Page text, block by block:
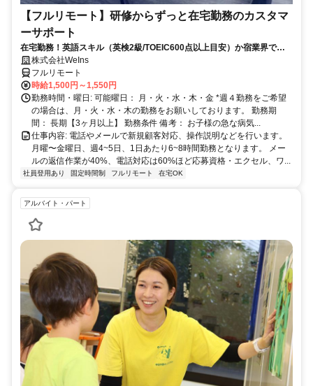
【フルリモート】研修からずっと在宅勤務のカスタマ
ーサポート
在宅勤務！英語スキル（英検2級/TOEIC600点以上目安）か宿業界での
就労経験のいずれか必須★週4〜OK◎
株式会社WeIns
フルリモート
時給1,500円～1,550円
勤務時間・曜日: 可能曜日： 月・火・水・木・金 *週４勤務をご希望
の場合は、月・火・水・木の勤務をお願いしております。 勤務期
間： 長期【3ヶ月以上】 勤務条件 備考： お子様の急な病気...
仕事内容: 電話やメールで新規顧客対応、操作説明などを行います。
月曜〜金曜日、週4~5日、1日あたり6~8時間勤務となります。 メー
ルの返信作業が40%、電話対応は60%ほど応募資格・エクセル、ワ...
社員登用あり 固定時間制 フルリモート 在宅OK
アルバイト・パート